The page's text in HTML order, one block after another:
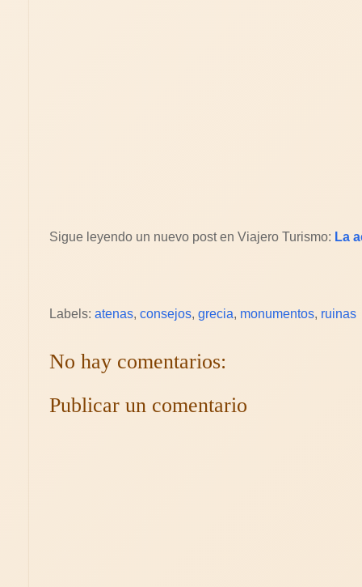
Sigue leyendo un nuevo post en Viajero Turismo: La
Labels: atenas, consejos, grecia, monumentos, ruinas
No hay comentarios:
Publicar un comentario